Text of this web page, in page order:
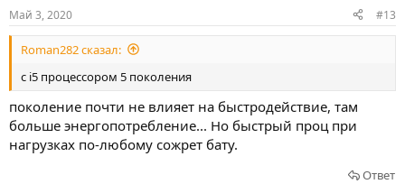
Май 3, 2020 #13
Roman282 сказал:
с i5 процессором 5 поколения
поколение почти не влияет на быстродействие, там
больше энергопотребление... Но быстрый проц при
нагрузках по-любому сожрет бату.
Ответ